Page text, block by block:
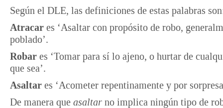
Según el DLE, las definiciones de estas palabras
Atracar es ‘Asaltar con propósito de robo,
poblado’.
Robar es ‘Tomar para sí lo ajeno, o hurtar de
que sea’.
Asaltar es ‘Acometer repentinamente y por
De manera que asaltar no implica ningún tipo de